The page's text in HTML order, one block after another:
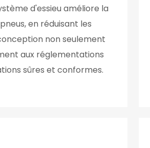
d'essieu améliore la
en réduisant les
non seulement
aux réglementations
sûres et conformes.